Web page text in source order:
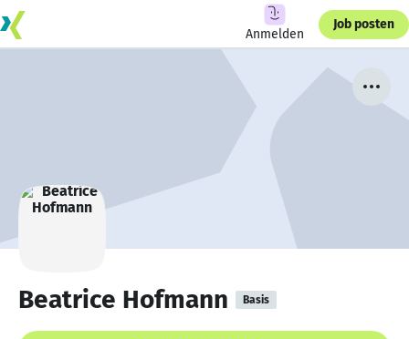
Anmelden
Job posten
Beatrice Hofmann Basis